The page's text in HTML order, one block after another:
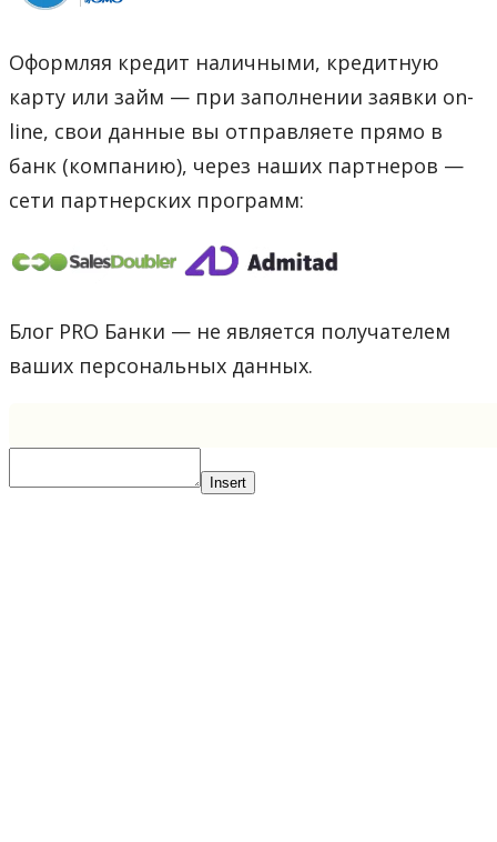
Оформляя кредит наличными, кредитную
карту или займ — при заполнении заявки on-
line, свои данные вы отправляете прямо в
банк (компанию), через наших партнеров —
сети партнерских программ:
Блог PRO Банки — не является получателем
ваших персональных данных.
Insert